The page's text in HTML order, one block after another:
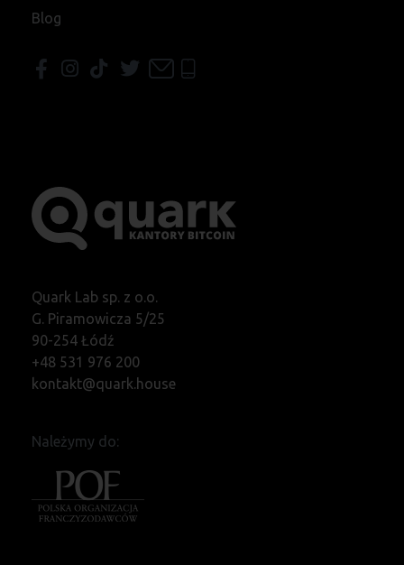
Blog
Quark Lab sp. z o.o.
G. Piramowicza 5/25
90-254 Łódź
+48 531 976 200
kontakt@quark.house
Należymy do: